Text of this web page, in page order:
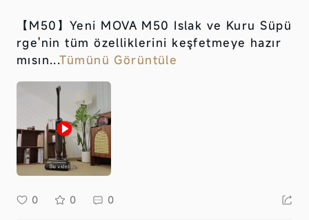
【M50】Yeni MOVA M50 Islak ve Kuru Süpü
rge'nin tüm özelliklerini keşfetmeye hazır
mısın...Tümünü Görüntüle
0 0 0